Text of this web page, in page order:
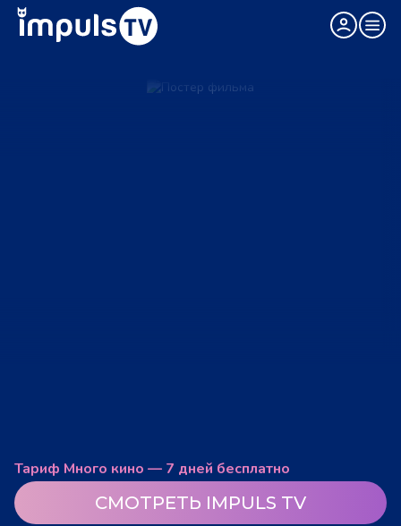
Тариф Много кино — 7 дней бесплатно
СМОТРЕТЬ IMPULS TV